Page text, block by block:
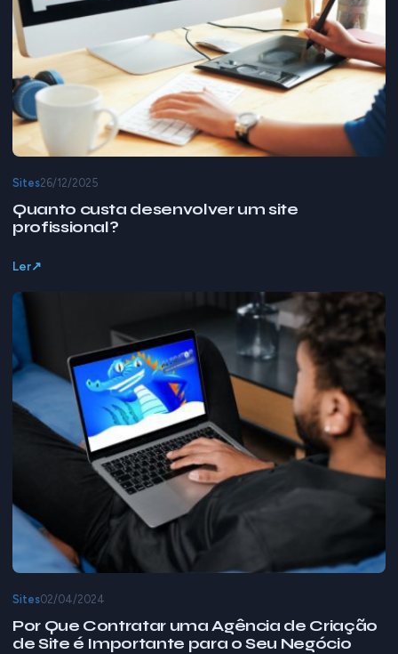
Sites26/12/2025
Quanto custa desenvolver um site
profissional?
Ler
Sites02/04/2024
Por Que Contratar uma Agência de Criação
de Site é Importante para o Seu Negócio